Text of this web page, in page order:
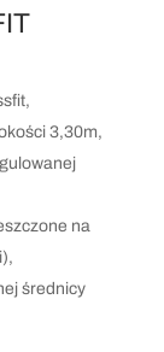
3,30m,
na
średnicy